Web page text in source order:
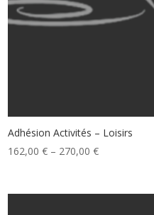
Adhésion Activités – Loisirs
162,00€ – 270,00€